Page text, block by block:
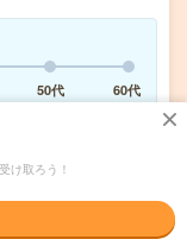
50代 60代
事業部
け取ろう！